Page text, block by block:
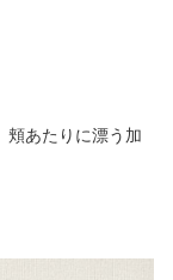
頬あたりに漂う加